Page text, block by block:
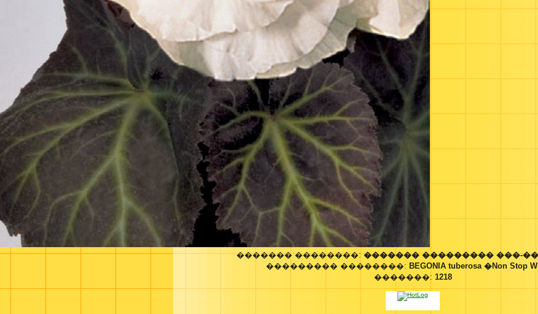
������� ��������:������� ��������� ���-
��������� ��������: BEGONIA tuberosa �Non Stop
�������: 1218